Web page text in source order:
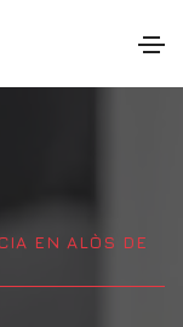
EN ALÒS DE